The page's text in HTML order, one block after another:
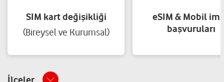
SIM kart değişikliği
(Bireysel ve Kurumsal)
eSIM & Mobil
başvuruları
İlçeler